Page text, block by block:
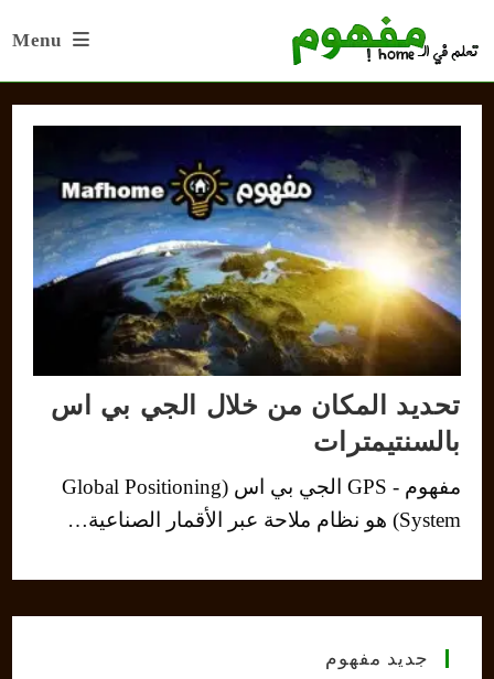
Menu
تحديد المكان من خلال الجي بي اس
بالسنتيمترات
مفهوم - GPS الجي بي اس (Global Positioning
System) هو نظام ملاحة عبر الأقمار الصناعية…
جديد مفهوم